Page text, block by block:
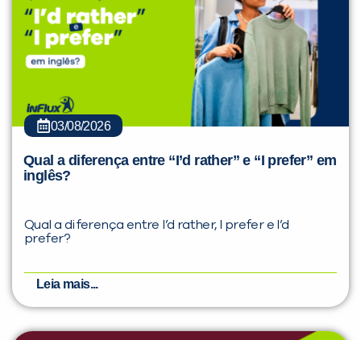
03/08/2026
Qual a diferença entre “I’d rather” e “I prefer” em
inglês?
Qual a diferença entre I’d rather, I prefer e I’d
prefer?
Leia mais...